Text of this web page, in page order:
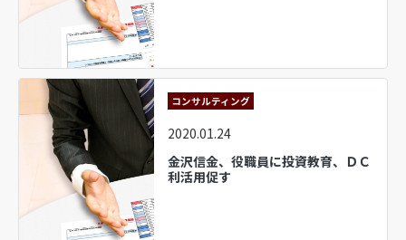
コンサルティング
2020.01.24
金沢信金、役職員に投資教育、ＤＣ
利活用促す